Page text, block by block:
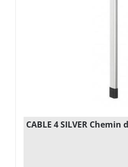
CABLE 4 SILVER Chemin